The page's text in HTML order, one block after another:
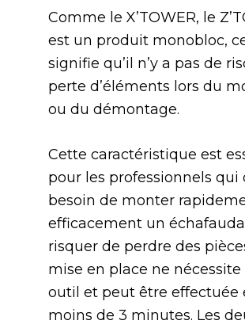
Comme le X’TOWER, le
est un produit monobloc,
signifie qu’il n’y a pas de
perte d’éléments lors du
ou du démontage.
Cette caractéristique est
pour les professionnels qui
besoin de monter
efficacement un
risquer de perdre des
mise en place ne nécessite
outil et peut être effectuée
moins de 3 minutes. Les